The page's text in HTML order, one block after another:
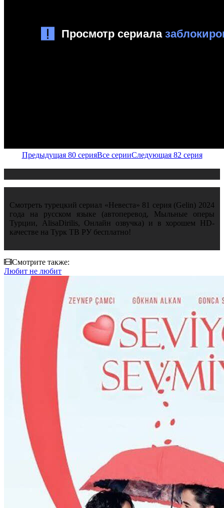
Предыдущая 80 серияВсе серииСледующая 82 серия
Смотреть турецкий сериал «Невеста» 81 серия (Gelin) 2024
года на русском языке (автоперевод, Мыльные оперы
Турции, AlisaDirilis, Онлайн озвучка) и в хорошем HD-
качестве на Турк ТВ РУ бесплатно!
Смотрите также:
Любит не любит